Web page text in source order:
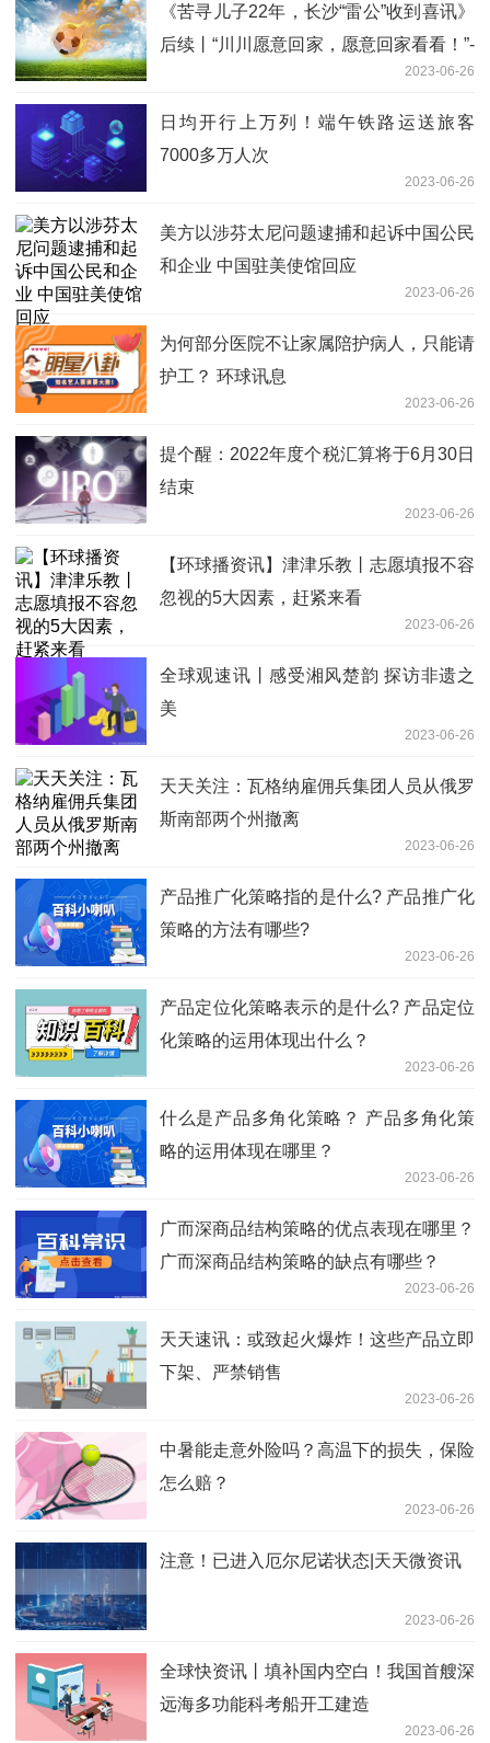
《苦寻儿子22年，长沙“雷公”收到喜讯》
后续丨“川川愿意回家，愿意回家看看！”-
2023-06-26
日均开行上万列！端午铁路运送旅客
7000多万人次
2023-06-26
美方以涉芬太尼问题逮捕和起诉中国公民
和企业 中国驻美使馆回应
2023-06-26
为何部分医院不让家属陪护病人，只能请
护工？ 环球讯息
2023-06-26
提个醒：2022年度个税汇算将于6月30日
结束
2023-06-26
【环球播资讯】津津乐教丨志愿填报不容
忽视的5大因素，赶紧来看
2023-06-26
全球观速讯丨感受湘风楚韵 探访非遗之
美
2023-06-26
天天关注：瓦格纳雇佣兵集团人员从俄罗
斯南部两个州撤离
2023-06-26
产品推广化策略指的是什么? 产品推广化
策略的方法有哪些?
2023-06-26
产品定位化策略表示的是什么? 产品定位
化策略的运用体现出什么？
2023-06-26
什么是产品多角化策略？ 产品多角化策
略的运用体现在哪里？
2023-06-26
广而深商品结构策略的优点表现在哪里？
广而深商品结构策略的缺点有哪些？
2023-06-26
天天速讯：或致起火爆炸！这些产品立即
下架、严禁销售
2023-06-26
中暑能走意外险吗？高温下的损失，保险
怎么赔？
2023-06-26
注意！已进入厄尔尼诺状态|天天微资讯
2023-06-26
全球快资讯丨填补国内空白！我国首艘深
远海多功能科考船开工建造
2023-06-26